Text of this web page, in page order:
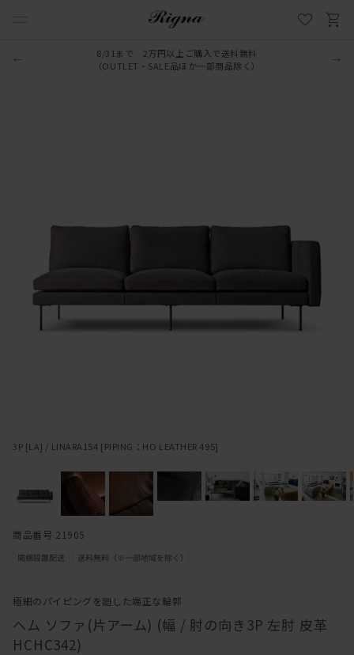
8/31まで 2万円以上ご購入で送料無料
（OUTLET・SALE品ほか一部商品除く）
極細のパイピングを廻した端正な輪郭
ヘム ソファ(片アーム) (幅 / 肘の向き3P 左肘 皮革
HCHC342)
3P [LA] / LINARA154 [PIPING：HO LEATHER 495]
商品番号 21905